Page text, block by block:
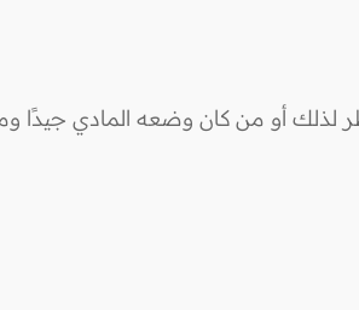
أو من كان وضعه المادي جيدًا